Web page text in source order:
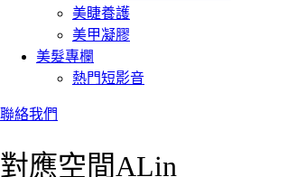
美睫養護
美甲凝膠
美髮專欄
熱門短影音
聯絡我們
對應空間ALin